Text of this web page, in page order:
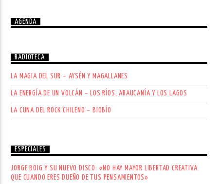
AGENDA
RADIOTECA
LA MAGIA DEL SUR – AYSÉN Y MAGALLANES
LA ENERGÍA DE UN VOLCÁN – LOS RÍOS, ARAUCANÍA Y LOS LAGOS
LA CUNA DEL ROCK CHILENO – BIOBÍO
ESPECIALES
JORGE BOIG Y SU NUEVO DISCO: «NO HAY MAYOR LIBERTAD CREATIVA
QUE CUANDO ERES DUEÑO DE TUS PENSAMIENTOS»